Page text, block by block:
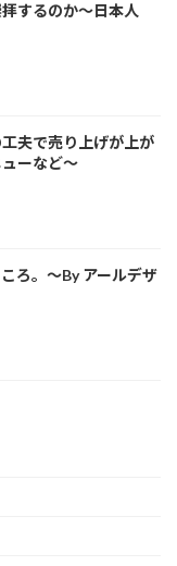
するのか〜日本人
工夫で売り上げが上が
ーなど〜
ろ。〜By アールデザ